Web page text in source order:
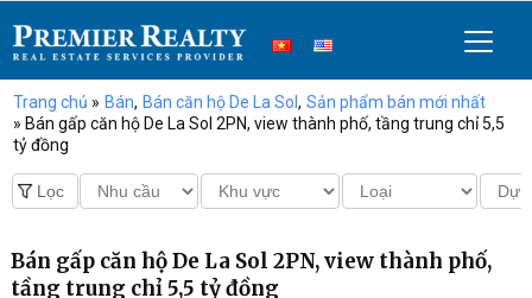
Trang chủ » Bán, Bán căn hộ De La Sol , Sản phẩm bán mới nhất
» Bán gấp căn hộ De La Sol 2PN, view thành phố, tầng trung chỉ 5,5
tỷ đồng
Bán gấp căn hộ De La Sol 2PN, view thành phố,
tầng trung chỉ 5,5 tỷ đồng